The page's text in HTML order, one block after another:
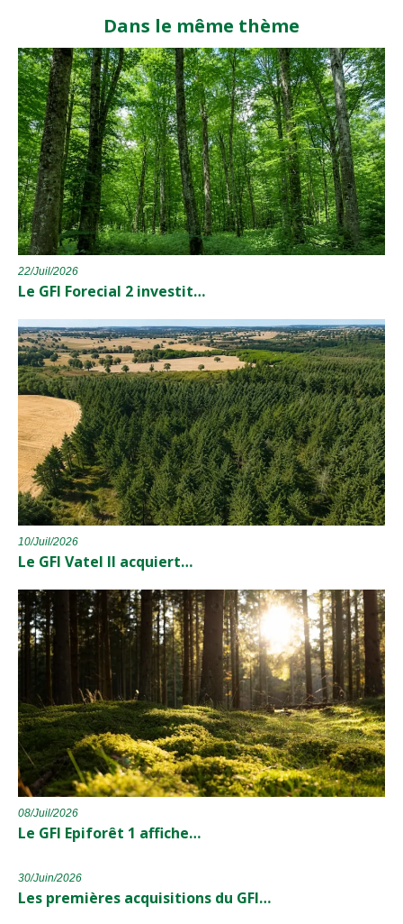
Dans le même thème
22/Juil/2026
Le GFI Forecial 2 investit…
10/Juil/2026
Le GFI Vatel II acquiert…
08/Juil/2026
Le GFI Epiforêt 1 affiche…
30/Juin/2026
Les premières acquisitions du GFI…